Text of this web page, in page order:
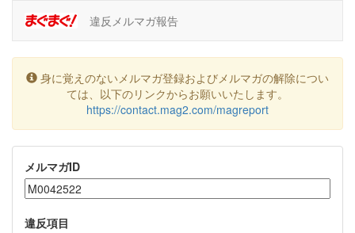
違反メルマガ報告
身に覚えのないメルマガ登録およびメルマガの解除につい
ては、以下のリンクからお願いいたします。
https://contact.mag2.com/magreport
メルマガID
違反項目